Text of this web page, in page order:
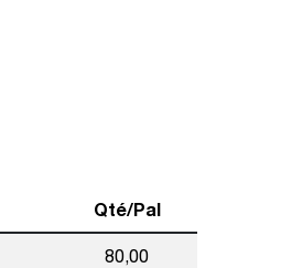
Qté/Pal
80,00